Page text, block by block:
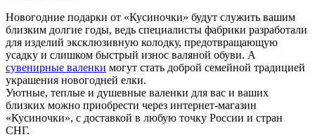
Новогодние подарки от «Кусиночки» будут служить вашим
близким долгие годы, ведь специалисты фабрики разработали
для изделий эксклюзивную колодку, предотвращающую
усадку и слишком быстрый износ валяной обуви. А
сувенирные валенки могут стать доброй семейной традицией
украшения новогодней елки.
Уютные, теплые и душевные валенки для вас и ваших
близких можно приобрести через интернет-магазин
«Кусиночки», с доставкой в любую точку России и стран
СНГ.